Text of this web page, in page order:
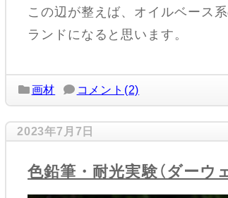
この辺が整えば、オイルベース
ランドになると思います。
画材 コメント(2)
2023年7月7日
色鉛筆・耐光実験（ダーウ